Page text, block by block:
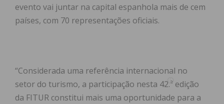
evento vai juntar na capital espanhola mais de cem
países, com 70 representações oficiais.
“Considerada uma referência internacional no
setor do turismo, a participação nesta 42.ª edição
da FITUR constitui mais uma oportunidade para a